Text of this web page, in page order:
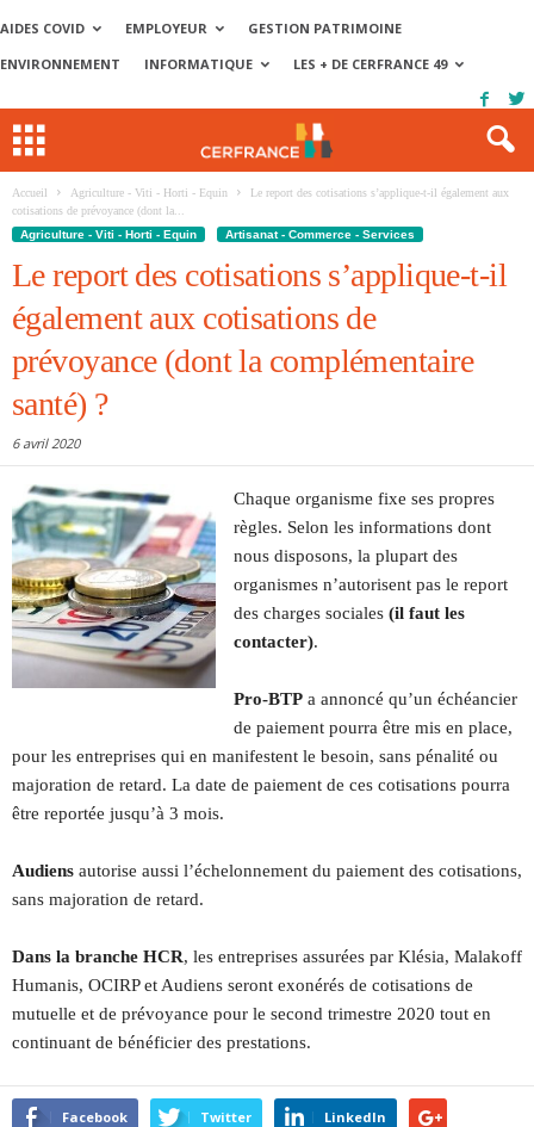
AIDES COVID EMPLOYEUR
GESTION PATRIMOINE
ENVIRONNEMENT
INFORMATIQUE LES + DE CERFRANCE 49
Accueil Agriculture - Viti - Horti - Equin
Le report des cotisations s’applique-t-il également aux
cotisations de prévoyance (dont la...
Agriculture - Viti - Horti - Equin
Artisanat - Commerce - Services
Le report des cotisations s’applique-t-il
également aux cotisations de
prévoyance (dont la complémentaire
santé) ?
6 avril 2020
Chaque organisme fixe ses propres
règles. Selon les informations dont
nous disposons, la plupart des
organismes n’autorisent pas le report
des charges sociales(il faut les
contacter).
Pro-BTP a annoncé qu’un échéancier
de paiement pourra être mis en place,
pour les entreprises qui en manifestent le besoin, sans pénalité ou
majoration de retard. La date de paiement de ces cotisations pourra
être reportée jusqu’à 3 mois.
Audiens autorise aussi l’échelonnement du paiement des cotisations,
sans majoration de retard.
Dans la branche HCR, les entreprises assurées par Klésia, Malakoff
Humanis, OCIRP et Audiens seront exonérés de cotisations de
mutuelle et de prévoyance pour le second trimestre 2020 tout en
continuant de bénéficier des prestations.
Facebook Twitter LinkedIn